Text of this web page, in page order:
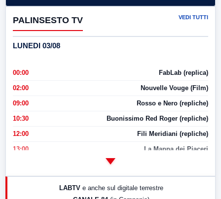
PALINSESTO TV VEDI TUTTI
LUNEDI 03/08
00:00 FabLab (replica)
02:00 Nouvelle Vouge (Film)
09:00 Rosso e Nero (repliche)
10:30 Buonissimo Red Roger (repliche)
12:00 Fili Meridiani (repliche)
13:00 La Mappa dei Piaceri
17:00 LabNews (replica)
LABTV e anche sul digitale terrestre